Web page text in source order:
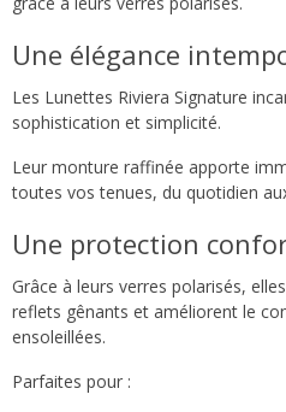
Une élégance
Les Lunettes Riviera Signature
sophistication et simplicité.
Leur monture raffinée apporte
toutes vos tenues, du quotidien
Une protection
Grâce à leurs verres polarisés,
reflets gênants et améliorent le
ensoleillées.
Parfaites pour :